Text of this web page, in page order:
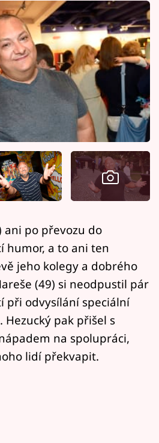
Vary
ani po převozu do
humor, a to ani ten
jeho kolegy a dobrého
(49) si neodpustil pár
při odvysílání speciální
pak přišel s
na spolupráci,
lidí překvapit.